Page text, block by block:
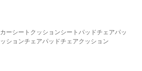
ーシートクッションシートパッドチェアパッ
ッションチェアパッドチェアクッション